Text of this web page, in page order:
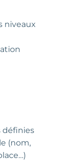
niveaux
définies
(nom,